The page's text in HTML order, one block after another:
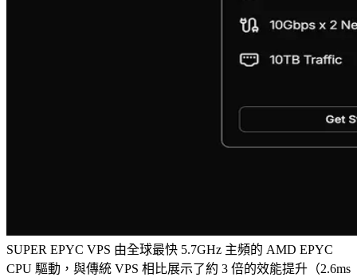
SUPER EPYC VPS 由全球最快 5.7GHz 主頻的 AMD EPYC
CPU 驅動，與傳統 VPS 相比展示了約 3 倍的效能提升（2.6ms